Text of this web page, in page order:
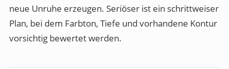
neue Unruhe erzeugen. Seriöser ist ein schrittweiser
Plan, bei dem Farbton, Tiefe und vorhandene Kontur
vorsichtig bewertet werden.